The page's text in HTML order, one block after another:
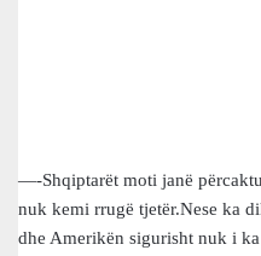
—-Shqiptarët moti janë
nuk kemi rrugë tjetër.Nese ka
dhe Amerikën sigurisht nuk i